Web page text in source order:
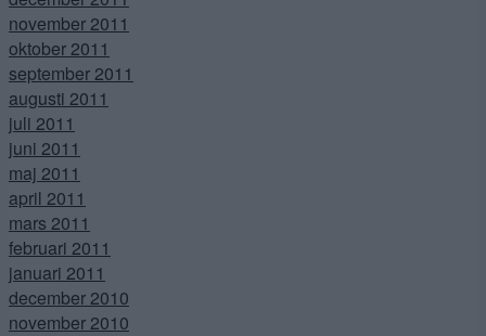
november 2011
oktober 2011
september 2011
augusti 2011
juli 2011
juni 2011
maj 2011
april 2011
mars 2011
februari 2011
januari 2011
december 2010
november 2010